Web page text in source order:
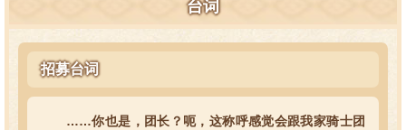
台词
招募台词
……你也是，团长？呃，这称呼感觉会跟我家骑士团